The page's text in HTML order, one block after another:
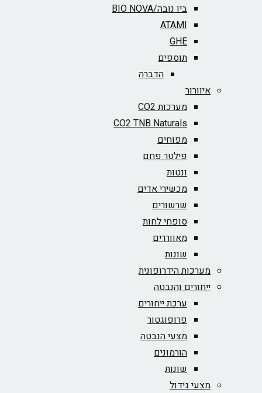
ביו נובה/BIO NOVA‏
ATAMI
GHE
תוספים
הדברה
איוורור
מערכות CO2
CO2 TNB Naturals
מפוחים
פילטר פחם
ונטות
מכשירי אדים
שרשורים
סופחי לחות
מאווררים
שונות
מערכות הידרופונית
ייחורים והנבטה
ערכת ייחורים
פרופוגטור
מצעי הנבטה
הורמונים
שונות
מצעי גידול